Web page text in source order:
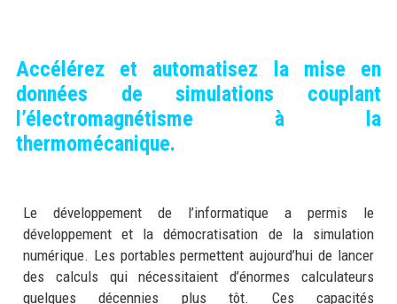
Accélérez et automatisez la mise en
données de simulations couplant
l’électromagnétisme à la
thermomécanique.
Le développement de l’informatique a permis le
développement et la démocratisation de la simulation
numérique. Les portables permettent aujourd’hui de lancer
des calculs qui nécessitaient d’énormes calculateurs
quelques décennies plus tôt. Ces capacités